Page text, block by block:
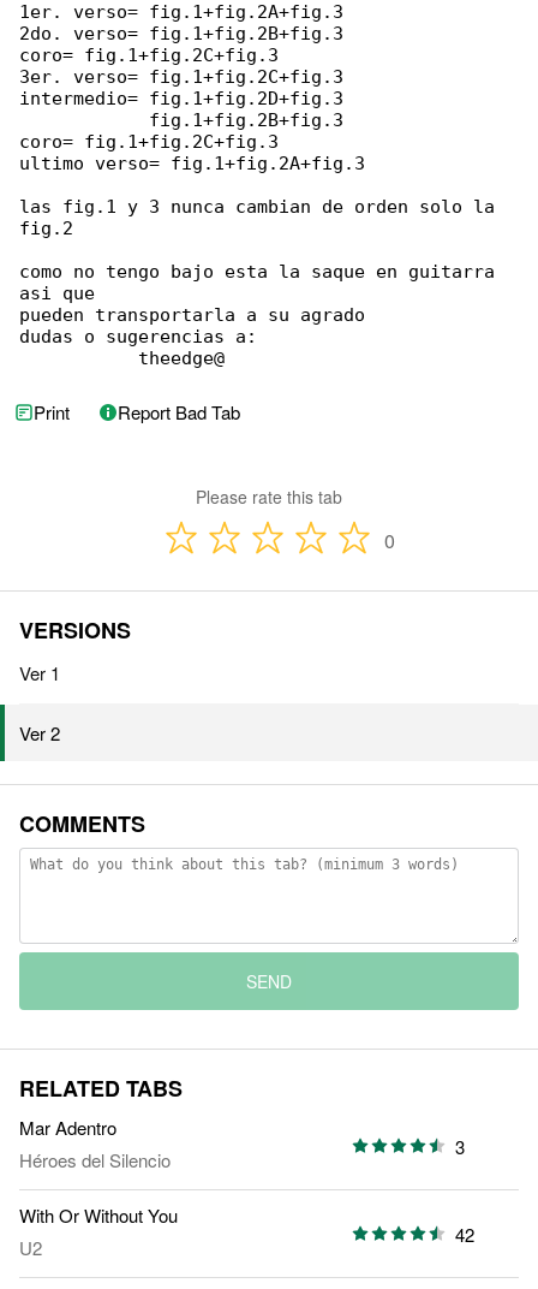
1er. verso= fig.1+fig.2A+fig.3
2do. verso= fig.1+fig.2B+fig.3
coro= fig.1+fig.2C+fig.3
3er. verso= fig.1+fig.2C+fig.3
intermedio= fig.1+fig.2D+fig.3
            fig.1+fig.2B+fig.3
coro= fig.1+fig.2C+fig.3
ultimo verso= fig.1+fig.2A+fig.3
las fig.1 y 3 nunca cambian de orden solo la
fig.2
como no tengo bajo esta la saque en guitarra
asi que
pueden transportarla a su agrado
dudas o sugerencias a:
           theedge@
Print Report Bad Tab
Please rate this tab
0
VERSIONS
Ver 1
Ver 2
COMMENTS
SEND
RELATED TABS
Mar Adentro
Héroes del Silencio
3
With Or Without You
U2
42